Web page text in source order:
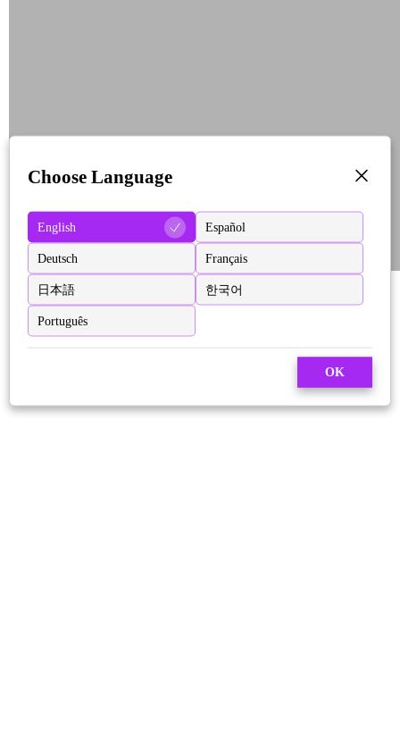
Choose Language
English Español
Deutsch Français
日本語 한국어
Português
OK